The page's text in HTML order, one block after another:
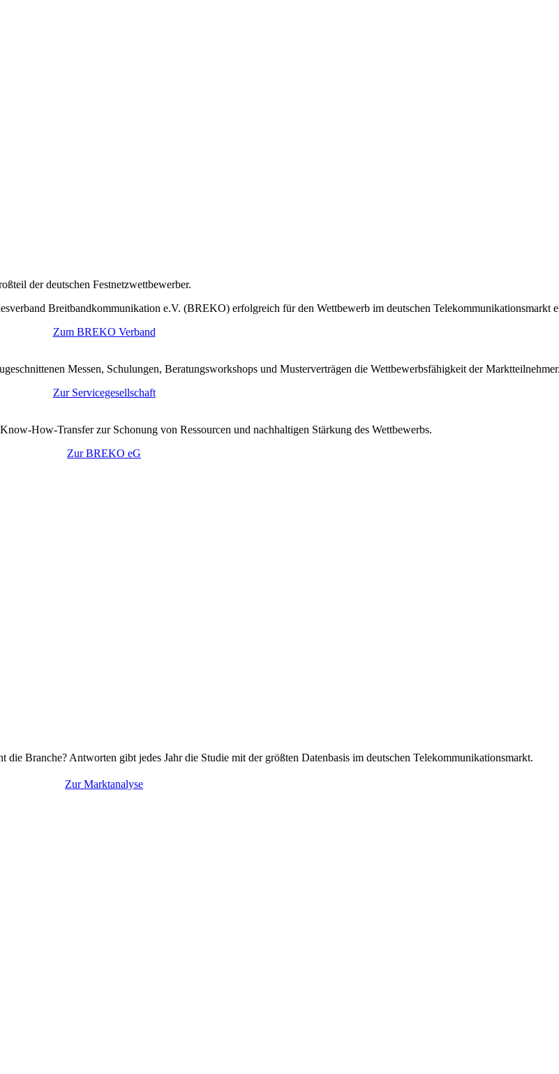
der deutschen Festnetzwettbewerber.
Breitbandkommunikation e.V. (BREKO) erfolgreich für den Wettbewerb im deutschen Telekommunikationsmarkt
Zum BREKO Verband
Messen, Schulungen, Beratungsworkshops und Musterverträgen die Wettbewerbsfähigkeit der
Zur Servicegesellschaft
How-Transfer zur Schonung von Ressourcen und nachhaltigen Stärkung des Wettbewerbs.
Zur BREKO eG
die Branche? Antworten gibt jedes Jahr die Studie mit der größten Datenbasis im deutschen Telekommunikationsmarkt.
Zur Marktanalyse